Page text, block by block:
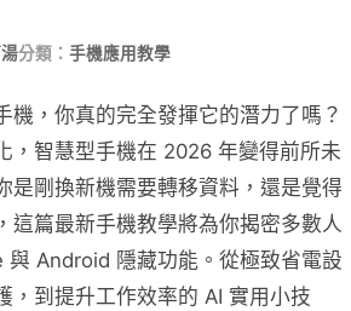
分類： 手機應用教學
機，你真的完全發揮它的潛力了嗎？
，智慧型手機在 2026 年變得前所未
是剛換新機需要轉移資料，還是覺得
這篇最新手機教學將為你揭密多數人
與 Android 隱藏功能。從極致省電設
，到提升工作效率的 AI 實用小技